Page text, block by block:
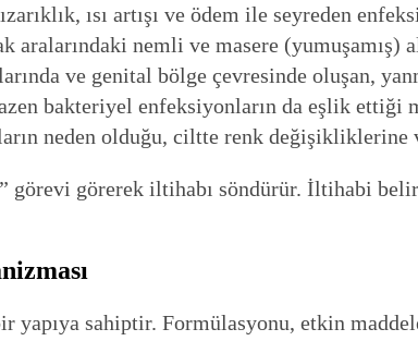
ısı artışı ve ödem ile seyreden
aralarındaki nemli ve masere (yumuşamış)
ve genital bölge çevresinde oluşan,
bakteriyel enfeksiyonların da eşlik ettiği
neden olduğu, ciltte renk değişikliklerine
görevi görerek iltihabı söndürür. İltihabi
sahiptir. Formülasyonu, etkin